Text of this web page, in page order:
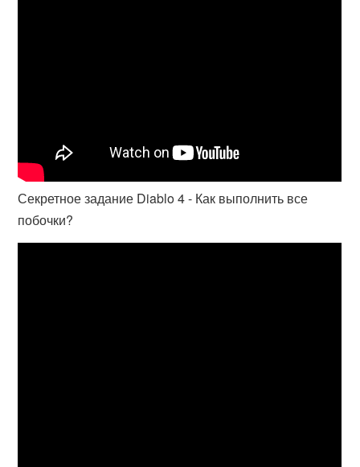
Секретное задание Diablo 4 - Как выполнить все
побочки?